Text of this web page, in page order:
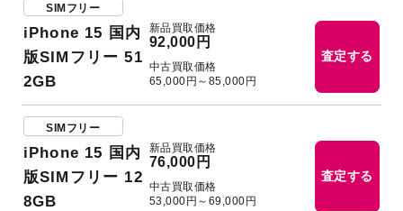
SIMフリー
iPhone 15 国内
版SIMフリー 51
2GB
新品買取価格
92,000円
中古買取価格
65,000円～85,000円
査定する
SIMフリー
iPhone 15 国内
版SIMフリー 12
8GB
新品買取価格
76,000円
中古買取価格
53,000円～69,000円
査定する